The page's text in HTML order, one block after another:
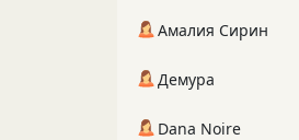
Амалия Сирин
Демура
Dana Noire